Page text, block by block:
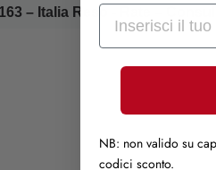
– Italia Reso - Rate –
Mail
NB: non valido su
codici sconto.